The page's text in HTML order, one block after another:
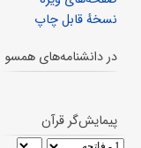
نسخهٔ قابل چاپ
در دانشنامه‌های همسو
پیمایش‌گر قرآن